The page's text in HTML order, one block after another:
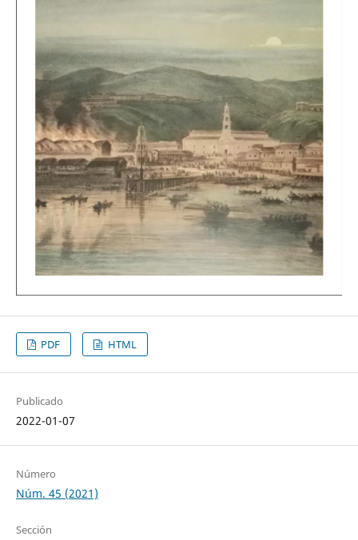
PDF HTML
Publicado
2022-01-07
Número
Núm. 45 (2021)
Sección